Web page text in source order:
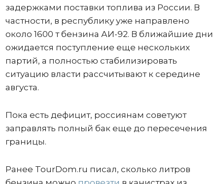
задержками поставки топлива из России. В
частности, в республику уже направлено
около 1600 т бензина АИ-92. В ближайшие дни
ожидается поступление еще нескольких
партий, а полностью стабилизировать
ситуацию власти рассчитывают к середине
августа.
Пока есть дефицит, россиянам советуют
заправлять полный бак еще до пересечения
границы.
Ранее TourDom.ru писал, сколько литров